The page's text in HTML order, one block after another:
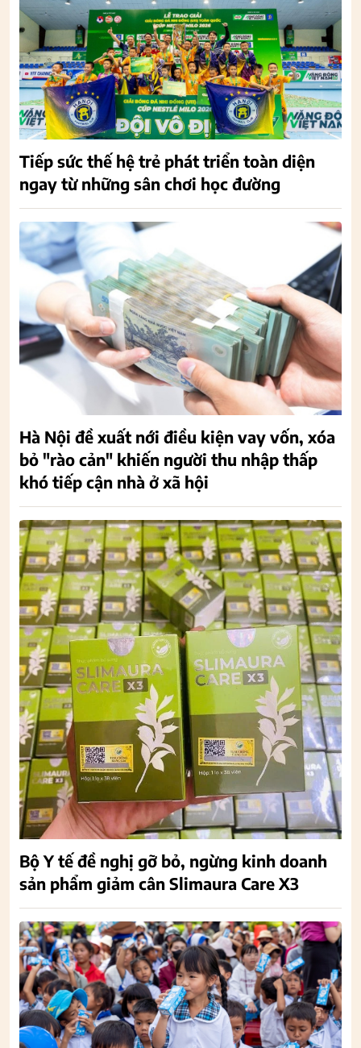
Tiếp sức thế hệ trẻ phát triển toàn diện
ngay từ những sân chơi học đường
Hà Nội đề xuất nới điều kiện vay vốn, xóa
bỏ "rào cản" khiến người thu nhập thấp
khó tiếp cận nhà ở xã hội
Bộ Y tế đề nghị gỡ bỏ, ngừng kinh doanh
sản phẩm giảm cân Slimaura Care X3